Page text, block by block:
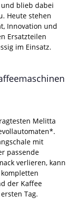
blieb dabei
Heute stehen
Innovation und
Ersatzteilen
im Einsatz.
Melitta
mit
passende
verlieren, kann
der Kaffee
Tag.